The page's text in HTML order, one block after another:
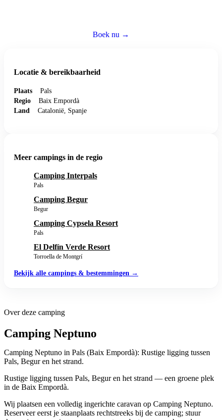
Boek nu →
Locatie & bereikbaarheid
Plaats
Pals
Regio
Baix Empordà
Land
Catalonië, Spanje
Meer campings in de regio
Camping Interpals
Pals
Camping Begur
Begur
Camping Cypsela Resort
Pals
El Delfín Verde Resort
Torroella de Montgrí
Bekijk alle campings & bestemmingen →
Over deze camping
Camping Neptuno
Camping Neptuno in Pals (Baix Empordà): Rustige ligging tussen
Pals, Begur en het strand.
Rustige ligging tussen Pals, Begur en het strand — een groene plek
in de Baix Empordà.
Wij plaatsen een volledig ingerichte caravan op Camping Neptuno.
Reserveer eerst je staanplaats rechtstreeks bij de camping; stuur